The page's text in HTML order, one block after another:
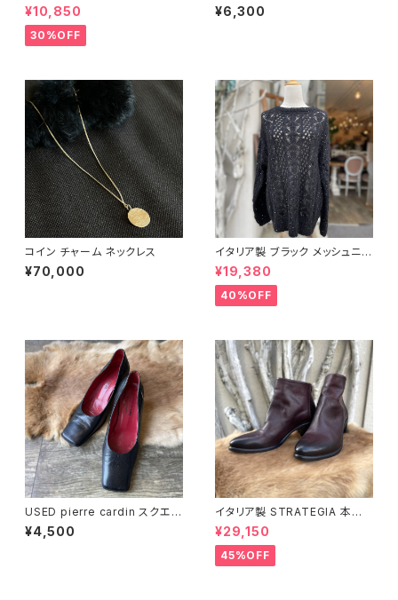
点 古着 marsa RENOWN レッ
ドシャツ + 古着 NEWYORKER
ブラウン タイトスカート + USE
D 幾何学 モチーフ シルク スカ
¥10,850
30%OFF
ツ
¥6,300
コイン チャーム ネックレス
¥70,000
イタリア製 ブラック メッシュニッ
ト
¥19,380
40%OFF
USED pierre cardin スクエア
トゥ ブラックパンプス
¥4,500
イタリア製 STRATEGIA 本革
レッドブラウン ショートブーツ
¥29,150
45%OFF